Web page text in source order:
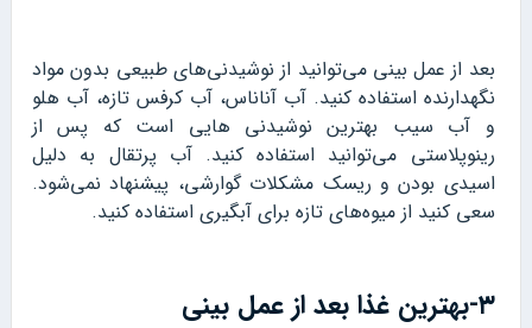
بعد از عمل بینی می‌توانید از نوشیدنی‌های طبیعی بدون مواد
نگهدارنده استفاده کنید. آب آناناس، آب کرفس تازه، آب هلو
و آب سیب بهترین نوشیدنی هایی است که پس از
رینوپلاستی می‌توانید استفاده کنید. آب پرتقال به دلیل
اسیدی بودن و ریسک مشکلات گوارشی، پیشنهاد نمی‌شود.
سعی کنید از میوه‌های تازه برای آبگیری استفاده کنید.
۳-بهترین غذا بعد از عمل بینی